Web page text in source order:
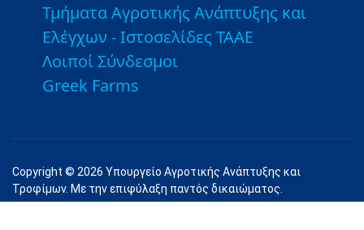
Τμήματα Αγροτικής Ανάπτυξης και
Ελέγχων - Ιστοσελίδες ΤΑΑΕ
Λοιποί Σύνδεσμοι
Greek Farms
Copyright © 2026 Υπουργείο Αγροτικής Ανάπτυξης και
Τροφίμων. Με την επιφύλαξη παντός δικαιώματος.